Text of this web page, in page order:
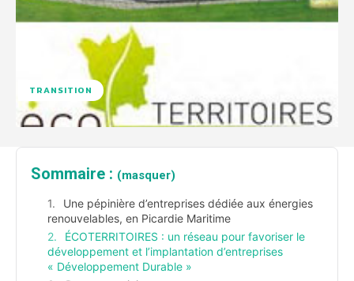
TRANSITION
Sommaire : (masquer)
Une pépinière d’entreprises dédiée aux énergies
renouvelables, en Picardie Maritime
ÉCOTERRITOIRES : un réseau pour favoriser le
développement et l’implantation d’entreprises
« Développement Durable »